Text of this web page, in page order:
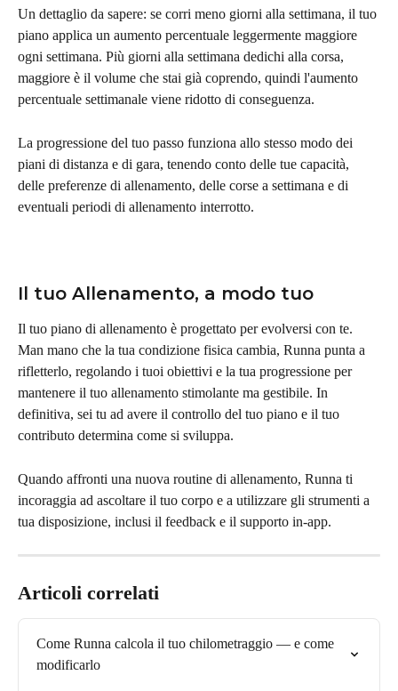
Un dettaglio da sapere: se corri meno giorni alla settimana, il tuo
piano applica un aumento percentuale leggermente maggiore
ogni settimana. Più giorni alla settimana dedichi alla corsa,
maggiore è il volume che stai già coprendo, quindi l'aumento
percentuale settimanale viene ridotto di conseguenza.
La progressione del tuo passo funziona allo stesso modo dei
piani di distanza e di gara, tenendo conto delle tue capacità,
delle preferenze di allenamento, delle corse a settimana e di
eventuali periodi di allenamento interrotto.
Il tuo Allenamento, a modo tuo
Il tuo piano di allenamento è progettato per evolversi con te.
Man mano che la tua condizione fisica cambia, Runna punta a
rifletterlo, regolando i tuoi obiettivi e la tua progressione per
mantenere il tuo allenamento stimolante ma gestibile. In
definitiva, sei tu ad avere il controllo del tuo piano e il tuo
contributo determina come si sviluppa.
Quando affronti una nuova routine di allenamento, Runna ti
incoraggia ad ascoltare il tuo corpo e a utilizzare gli strumenti a
tua disposizione, inclusi il feedback e il supporto in-app.
Articoli correlati
Come Runna calcola il tuo chilometraggio — e come
modificarlo